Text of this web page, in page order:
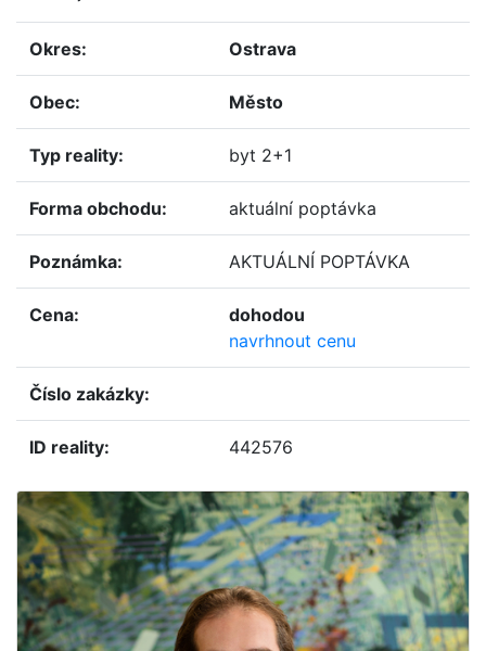
okres: Ostrava
obec: Město
typ reality: byt 2+1
forma obchodu: aktuální poptávka
poznámka: AKTUÁLNÍ POPTÁVKA
cena:
dohodou
navrhnout cenu
číslo zakázky:
ID reality: 442576